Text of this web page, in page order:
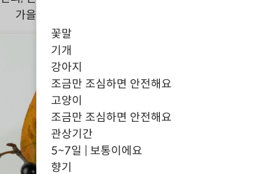
가을
꽃말
기개
강아지
조금만 조심하면 안전해요
고양이
조금만 조심하면 안전해요
관상기간
5~7일 | 보통이에요
향기